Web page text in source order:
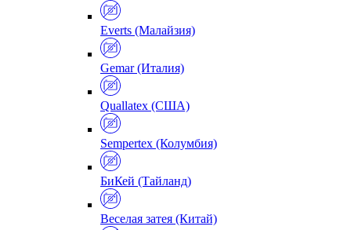
Everts (Малайзия)
Gemar (Италия)
Quallatex (США)
Sempertex (Колумбия)
БиКей (Тайланд)
Веселая затея (Китай)